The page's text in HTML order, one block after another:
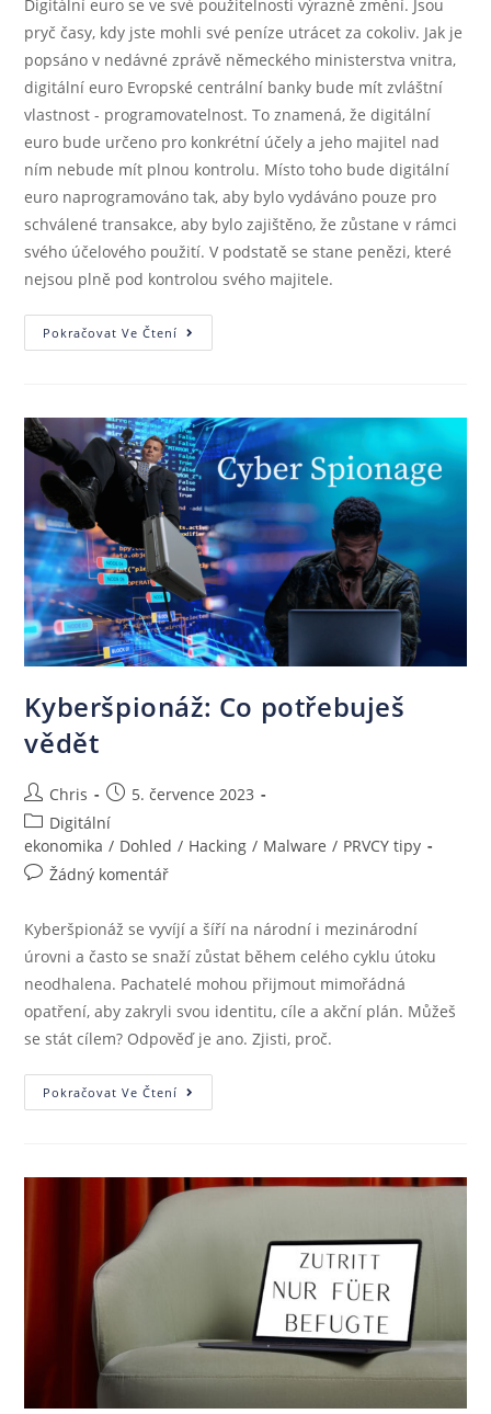
Digitální euro se ve své použitelnosti výrazně změní. Jsou
pryč časy, kdy jste mohli své peníze utrácet za cokoliv. Jak je
popsáno v nedávné zprávě německého ministerstva vnitra,
digitální euro Evropské centrální banky bude mít zvláštní
vlastnost - programovatelnost. To znamená, že digitální
euro bude určeno pro konkrétní účely a jeho majitel nad
ním nebude mít plnou kontrolu. Místo toho bude digitální
euro naprogramováno tak, aby bylo vydáváno pouze pro
schválené transakce, aby bylo zajištěno, že zůstane v rámci
svého účelového použití. V podstatě se stane penězi, které
nejsou plně pod kontrolou svého majitele.
Pokračovat Ve Čtení
Kyberšpionáž: Co potřebuješ
vědět
Chris
5. července 2023
Digitální
ekonomika / Dohled / Hacking / Malware / PRVCY tipy
Žádný komentář
Kyberšpionáž se vyvíjí a šíří na národní i mezinárodní
úrovni a často se snaží zůstat během celého cyklu útoku
neodhalena. Pachatelé mohou přijmout mimořádná
opatření, aby zakryli svou identitu, cíle a akční plán. Můžeš
se stát cílem? Odpověď je ano. Zjisti, proč.
Pokračovat Ve Čtení